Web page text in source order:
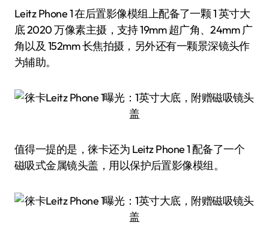
Leitz Phone 1 在后置影像模组上配备了一颗 1 英寸大
底 2020 万像素主摄，支持 19mm 超广角、24mm 广
角以及 152mm 长焦拍摄，另外还有一颗景深镜头作
为辅助。
值得一提的是，徕卡还为 Leitz Phone 1 配备了一个
磁吸式金属镜头盖，用以保护后置影像模组。